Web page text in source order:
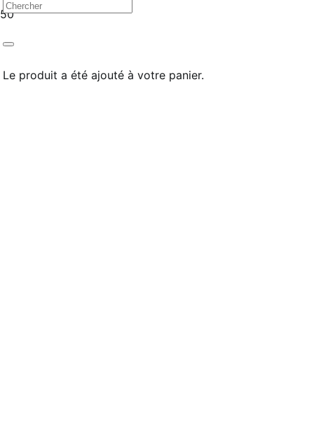
Le produit a été ajouté à votre panier.
OFFRE!
OFFRE!
OFFRE!